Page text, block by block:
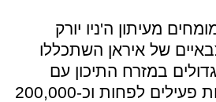
מעיתון ה'ניו יורק
של איראן השתכללו
במזרח התיכון עם
580,000 אנשי שירות פעילים לפחות וכ-200,000